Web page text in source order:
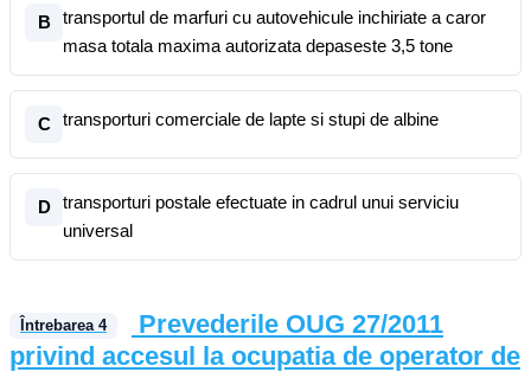
B
transportul de marfuri cu autovehicule inchiriate a caror
masa totala maxima autorizata depaseste 3,5 tone
C transporturi comerciale de lapte si stupi de albine
D
transporturi postale efectuate in cadrul unui serviciu
universal
Întrebarea 4
Prevederile OUG 27/2011
privind accesul la ocupatia de operator de